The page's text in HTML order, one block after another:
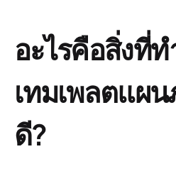
อะไรคือสิ่งที่ท
เทมเพลตแผ
ดี?